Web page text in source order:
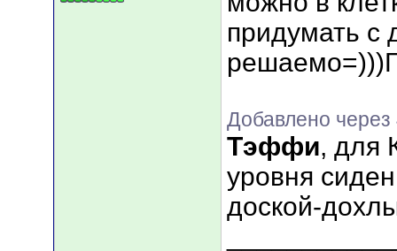
придумать с
Добавлено
Тэффи, для
уровня
доской-